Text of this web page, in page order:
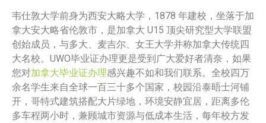
韦仕敦大学前身为西安大略大学，1878 年建校，坐落于加
拿大安大略省伦敦市，是加拿大 U15 顶尖研究型大学联盟
创始成员，与多大、麦吉尔、女王大学并称加拿大传统四
大名校。UWO毕业证办理更是受到广大爱好者清奈，如果
您对加拿大毕业证办理感兴趣不如和我们联系。全校四万
余名学生来自全球一百三十多个国家，校园沿泰晤士河铺
开，哥特式建筑搭配大片绿地，环境安静宜居，距离多伦
多车程两小时，兼顾城市资源与低成本生活，每年校方发